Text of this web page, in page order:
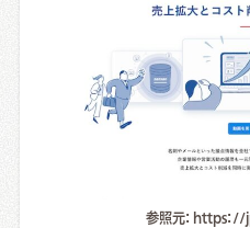
参照元: https://